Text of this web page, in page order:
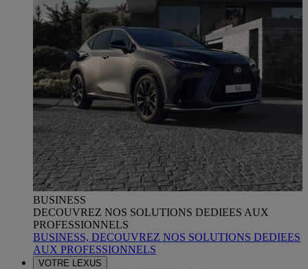
BUSINESS
DECOUVREZ NOS SOLUTIONS DEDIEES AUX
PROFESSIONNELS
BUSINESS, DECOUVREZ NOS SOLUTIONS DEDIEES
AUX PROFESSIONNELS
VOTRE LEXUS